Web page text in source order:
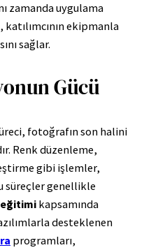
zamanda uygulama
, katılımcının ekipmanla
sağlar.
Gücü
fotoğrafın son halini
Renk düzenleme,
gibi işlemler,
süreçler genellikle
kapsamında
desteklenen
programları,